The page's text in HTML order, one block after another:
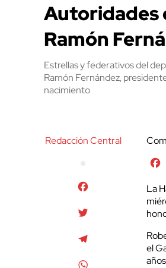
Autoridades
Ramón
Estrellas y federativos del
Ramón Fernández,
nacimiento
Redacción Central
La
el